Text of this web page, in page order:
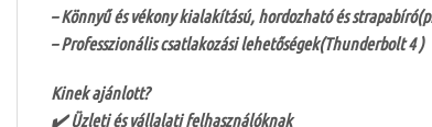
– Könnyű és vékony kialakítású, hordozható és
– Professzionális csatlakozási lehetőségek(Thunderbolt 4 )
Kinek ajánlott?
✔️ Üzleti és vállalati felhasználóknak